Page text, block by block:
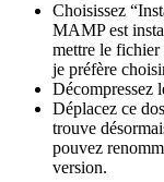
Choisissez
MAMP est
mettre le fichier
je préfère
Décompressez
Déplacez ce
trouve
pouvez
version.